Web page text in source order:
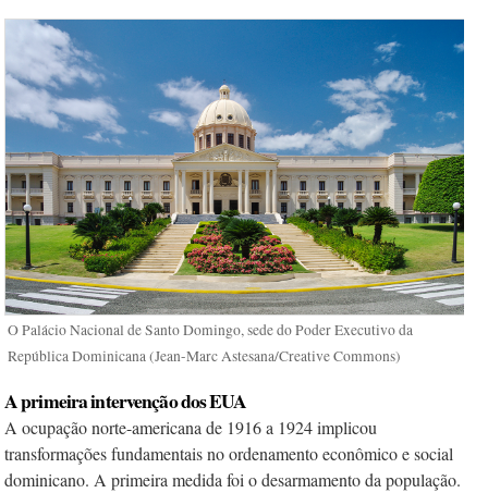
O Palácio Nacional de Santo Domingo, sede do Poder Executivo da
República Dominicana (Jean-Marc Astesana/Creative Commons)
A primeira intervenção dos EUA
A ocupação norte-americana de 1916 a 1924 implicou
transformações fundamentais no ordenamento econômico e social
dominicano. A primeira medida foi o desarmamento da população.